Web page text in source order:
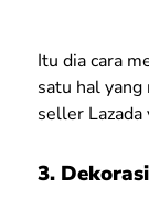
Itu dia cara
satu hal yang
seller
3.